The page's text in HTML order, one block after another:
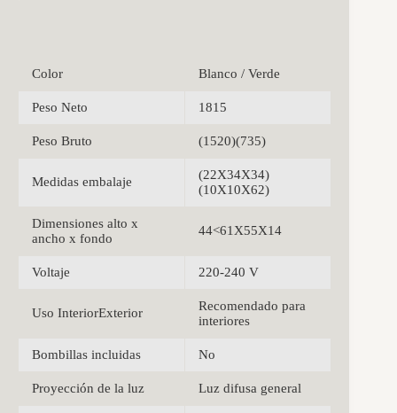
Color Blanco / Verde
Peso Neto 1815
Peso Bruto (1520)(735)
Medidas embalaje
(22X34X34)
(10X10X62)
Dimensiones alto x
ancho x fondo
44<61X55X14
Voltaje 220-240 V
Uso InteriorExterior
Recomendado para
interiores
Bombillas incluidas No
Proyección de la luz Luz difusa general